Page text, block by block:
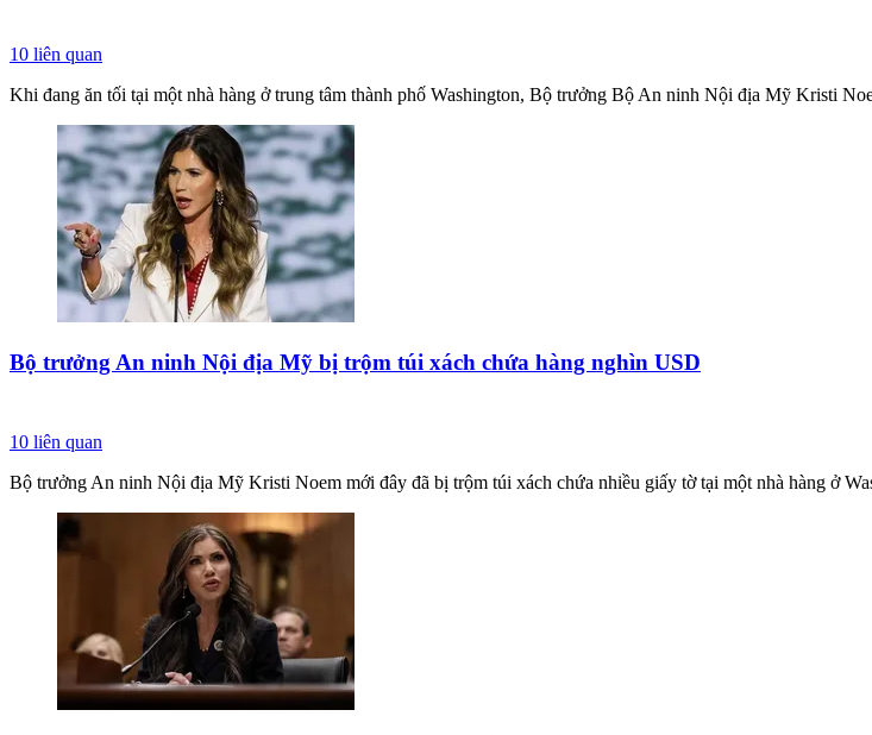
10 liên quan
Khi đang ăn tối tại một nhà hàng ở trung tâm thành phố Washington, Bộ trưởng Bộ An ninh Nội địa Mỹ Kristi
Bộ trưởng An ninh Nội địa Mỹ bị trộm túi xách chứa hàng nghìn USD
10 liên quan
Bộ trưởng An ninh Nội địa Mỹ Kristi Noem mới đây đã bị trộm túi xách chứa nhiều giấy tờ tại một nhà hàng ở